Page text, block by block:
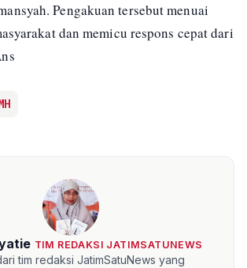
Pengakuan tersebut menuai
dan memicu respons cepat dari
TIM REDAKSI JATIMSATUNEWS
tim redaksi JatimSatuNews yang